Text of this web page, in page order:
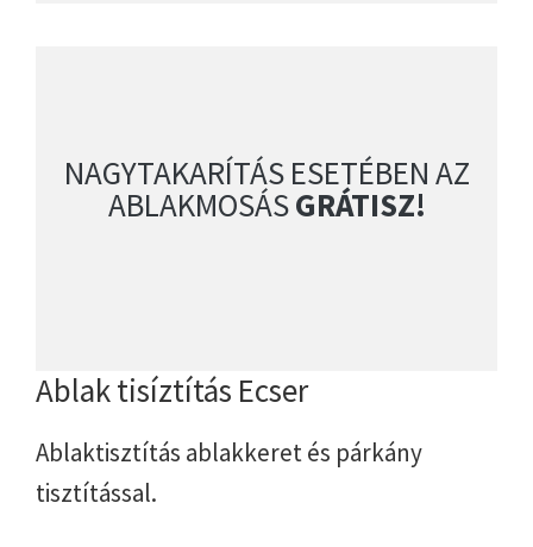
NAGYTAKARÍTÁS ESETÉBEN AZ
ABLAKMOSÁSGRÁTISZ!
Ablak tisíztítás Ecser
Ablaktisztítás ablakkeret és párkány
tisztítással.